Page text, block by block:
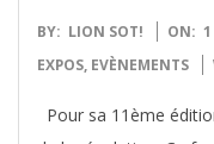
2016-
05-
BY: LION SOT! ON:
EXPOS, EVÈNEMENTS
Pour sa 11ème